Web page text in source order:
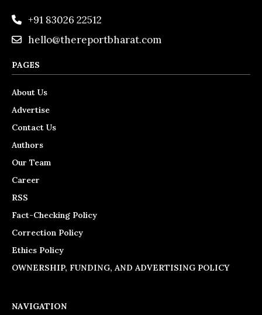
+91 83026 22512
hello@thereportbharat.com
PAGES
About Us
Advertise
Contact Us
Authors
Our Team
Career
RSS
Fact-Checking Policy
Correction Policy
Ethics Policy
OWNERSHIP, FUNDING, AND ADVERTISING POLICY
NAVIGATION